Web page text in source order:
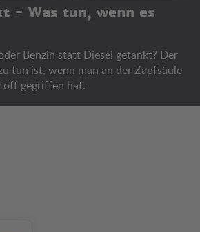
- Was tun, wenn es
Benzin statt Diesel getankt? Der
tun ist, wenn man an der Zapfsäule
gegriffen hat.